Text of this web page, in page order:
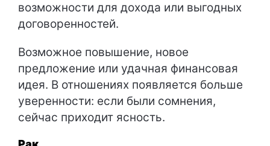
возможности для дохода или выгодных
договоренностей.
Возможное повышение, новое
предложение или удачная финансовая
идея. В отношениях появляется больше
уверенности: если были сомнения,
сейчас приходит ясность.